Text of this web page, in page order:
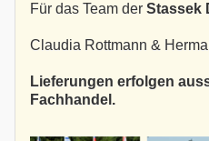
Für das Team der Stassek
Claudia Rottmann &
Lieferungen erfolgen
Fachhandel.